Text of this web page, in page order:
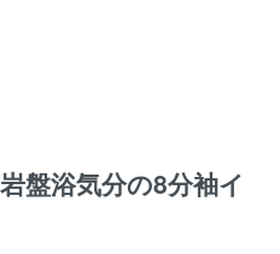
盤浴気分の8分袖イ